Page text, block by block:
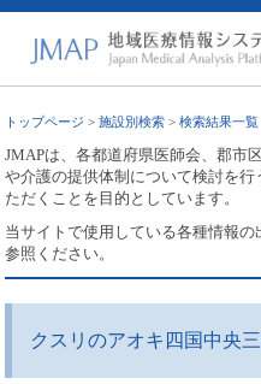
トップページ >施設別検索 >検索結果一覧
JMAPは、各都道府県医師会、郡市
や介護の提供体制について検討を
ただくことを目的としています。
当サイトで使用している各種情報の
参照ください。
クスリのアオキ四国中央